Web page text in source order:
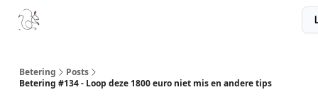
Betering
Posts
Betering #134 - Loop deze 1800 euro niet mis en andere tips